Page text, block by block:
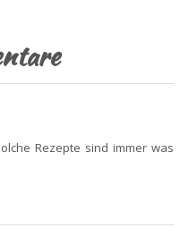
Rezepte sind immer was